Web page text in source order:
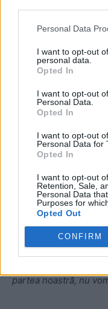
Personal Data
I want to opt-out
personal data.
Opted In
I want to opt-out
Personal Data.
Opted In
I want to opt-out
Personal Data for
Opted In
I want to opt-out
Retention, Sale,
Personal Data
Purposes for
Opted Out
CONFIRM
închirierea
dimineață, tot prin
Facebook.
„Când interese
sinecuri”,a scris
spații comerciale. (…)
căpușeze Metrorex în
Cătălin Drulă.
Acesta le mulțumește
partea noastră, nu